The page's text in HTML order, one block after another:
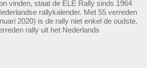
vinden, staat de ELE Rally sinds 1964
rallykalender. Met 55 verreden
2020) is de rally niet enkel de oudste,
rally uit het Nederlands